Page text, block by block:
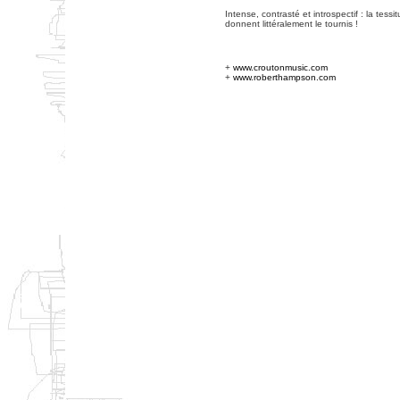
Intense, contrasté et introspectif : la
donnent littéralement le tournis !
+ www.croutonmusic.com
+ www.roberthampson.com